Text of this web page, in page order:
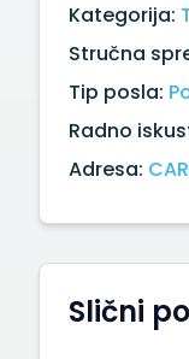
Slični
Kategorija:
Stručna
Tip posla:
Radno
Adresa: